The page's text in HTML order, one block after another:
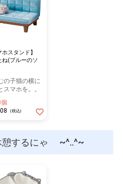
ホスタンド】
ね(ブルーのソ
の子猫の横に
スマホを。。
(税込)
憩するにゃ ~^..^~